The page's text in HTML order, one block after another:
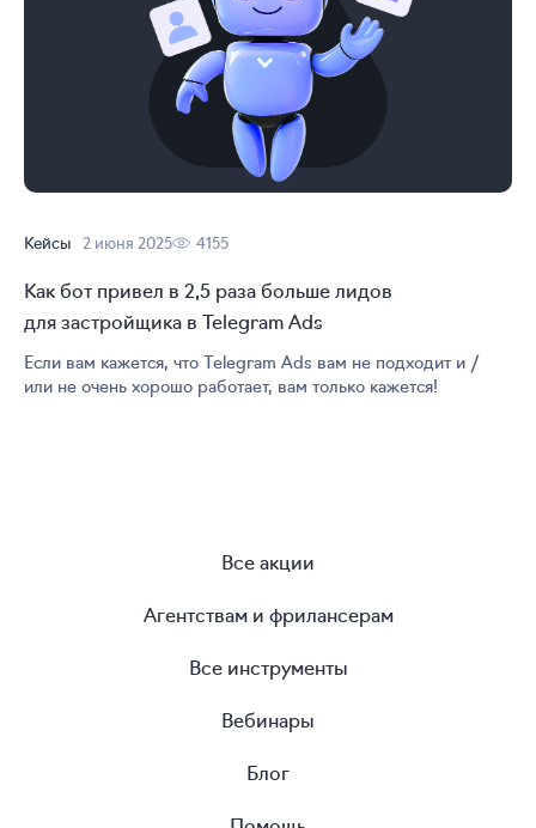
Кейсы 2 июня 2025 4155
Как бот привел в 2,5 раза больше лидов
для застройщика в Telegram Ads
Если вам кажется, что Telegram Ads вам не подходит и /
или не очень хорошо работает, вам только кажется!
Все акции
Агентствам и фрилансерам
Все инструменты
Вебинары
Блог